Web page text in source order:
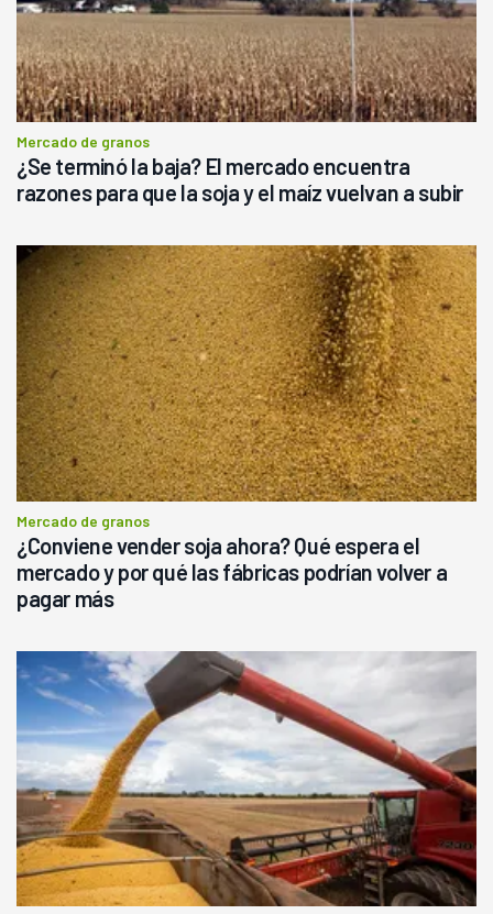
Mercado de granos
¿Se terminó la baja? El mercado encuentra
razones para que la soja y el maíz vuelvan a subir
Mercado de granos
¿Conviene vender soja ahora? Qué espera el
mercado y por qué las fábricas podrían volver a
pagar más